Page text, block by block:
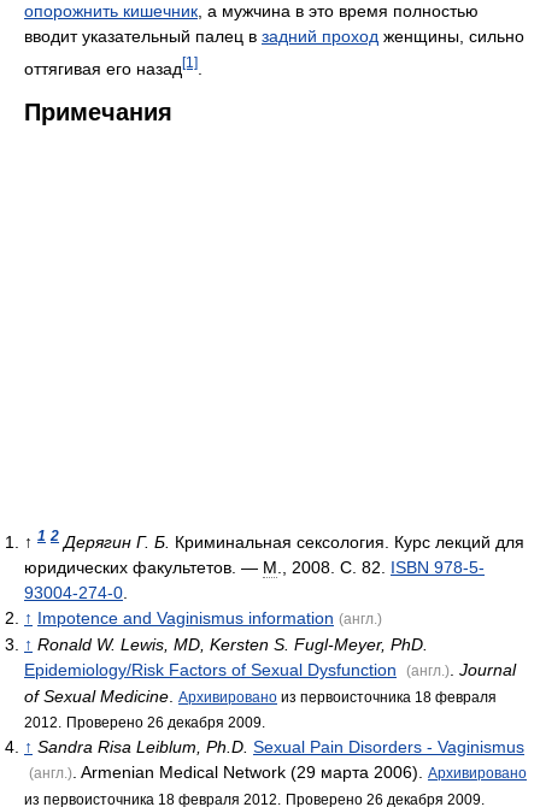
опорожнить кишечник, а мужчина в это время полностью
вводит указательный палец в задний проход женщины, сильно
оттягивая его назад [1]
Примечания
↑ 1 2 Дерягин Г. Б. Криминальная сексология. Курс лекций для
юридических факультетов. — М ., 2008. С. 82. ISBN 978-5-
93004-274-0
↑ Impotence and Vaginismus information (англ.)
↑ Ronald W. Lewis, MD, Kersten S. Fugl-Meyer, PhD.
Epidemiology/Risk Factors of Sexual Dysfunction
(англ.) Journal
of Sexual Medicine
Архивировано из первоисточника 18 февраля
2012.
Проверено 26 декабря 2009.
↑ Sandra Risa Leiblum, Ph.D. Sexual Pain Disorders - Vaginismus
(англ.) . Armenian Medical Network (29 марта 2006).
Архивировано
из первоисточника 18 февраля 2012.
Проверено 26 декабря 2009.